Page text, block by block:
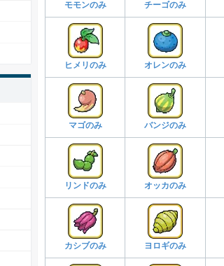
モモンのみ チーゴのみ
ヒメリのみ オレンのみ
マゴのみ バンジのみ
リンドのみ オッカのみ
カシブのみ ヨロギのみ